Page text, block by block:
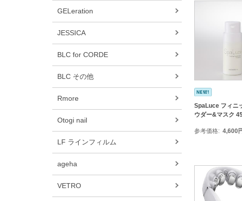
GELeration
JESSICA
BLC for CORDE
BLC その他
Rmore
Otogi nail
LF ラインフィルム
ageha
VETRO
SpaLuce フィニ
ウダー&マスク
参考価格 4,600